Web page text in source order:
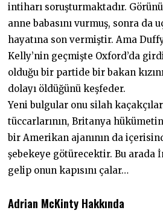
intiharı soruşturmaktadır.
anne babasını vurmuş, sonra da
hayatına son vermiştir. Ama
Kelly’nin geçmişte Oxford’da
olduğu bir partide bir bakan
dolayı öldüğünü keşfeder.
Yeni bulgular onu silah
tüccarlarının, Britanya
bir Amerikan ajanının da
şebekeye götürecektir. Bu arada
gelip onun kapısını çalar…
Adrian McKinty Hakkında